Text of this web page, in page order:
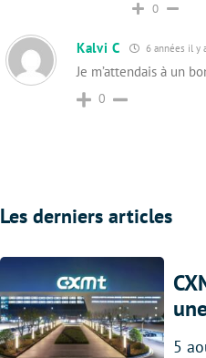
0
Kalvi C 6 années il y
Je m’attendais à un
0
Les derniers articles
5